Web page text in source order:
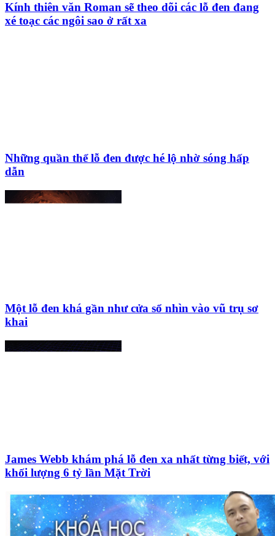
Kính thiên văn Roman sẽ theo dõi các lỗ đen đang
xé toạc các ngôi sao ở rất xa
Những quần thể lỗ đen được hé lộ nhờ sóng hấp
dẫn
Một lỗ đen khá gần như cửa sổ nhìn vào vũ trụ sơ
khai
James Webb khám phá lỗ đen xa nhất từng biết, với
khối lượng 6 tỷ lần Mặt Trời